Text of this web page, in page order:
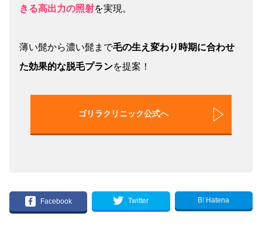
きる高出力の照射を実現。
薄い髭から濃い髭まで毛の生え変わり時期に合わせ
た効果的な脱毛プランを提案！
ゴリラクリニック公式へ
Facebook Twitter B! Hatena